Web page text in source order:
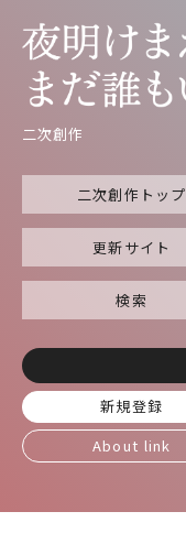
二次創作
二次創作トップ
更新サイト
検索
新規登録
About link